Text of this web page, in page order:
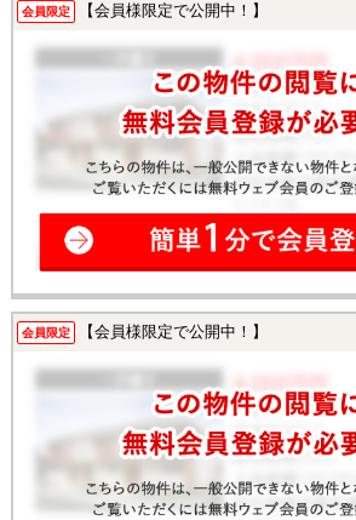
会員限定 【会員様限定で公開中！】
会員限定 【会員様限定で公開中！】